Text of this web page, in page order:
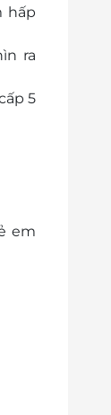
hấp
ra
5
em